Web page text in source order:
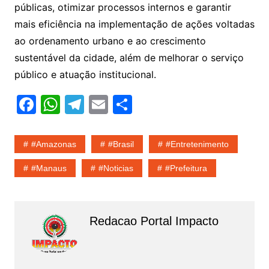
públicas, otimizar processos internos e garantir
mais eficiência na implementação de ações voltadas
ao ordenamento urbano e ao crescimento
sustentável da cidade, além de melhorar o serviço
público e atuação institucional.
F
c
e
b
o
k
W
at
s
A
p
T
e
gr
a
E
ai
l
S
ar
e
#amazonas #Brasil #entretenimento
#Manaus #noticias #Prefeitura
Redacao Portal Impacto